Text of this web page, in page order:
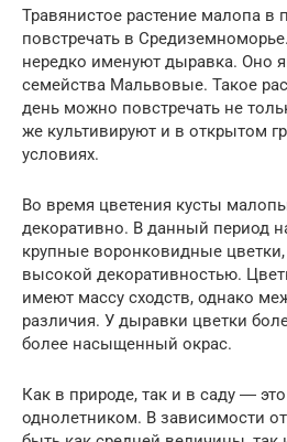
Травянистое растение малопа в
повстречать в
нередко именуют дыравка. Оно
семейства Мальвовые. Такое
день можно повстречать не
же культивируют и в открытом
условиях.
Во время цветения кусты
декоративно. В данный период
крупные воронковидные
высокой декоративностью.
имеют массу сходств, однако
различия. У дыравки цветки
более насыщенный окрас.
Как в природе, так и в саду ―
однолетником. В зависимости